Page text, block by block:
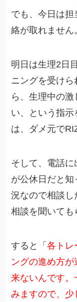
でも、今日は
絡が取れません
明日は生理2日
ニングを受け
ら、生理中の
い、という指
は、ダメ元で
そして、電話
が公休日だと
況なので相談し
相談を聞いても
すると「各トレ
ングの進め方
来ないんです。
みますので、少